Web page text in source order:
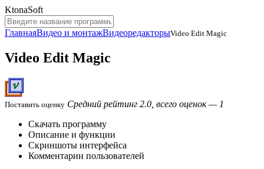
KtonaSoft
ГлавнаяВидео и монтажВидеоредакторыVideo Edit Magic
Video Edit Magic
Поставить оценку Средний рейтинг 2.0, всего оценок — 1
Скачать программу
Описание и функции
Скриншоты интерфейса
Комментарии пользователей